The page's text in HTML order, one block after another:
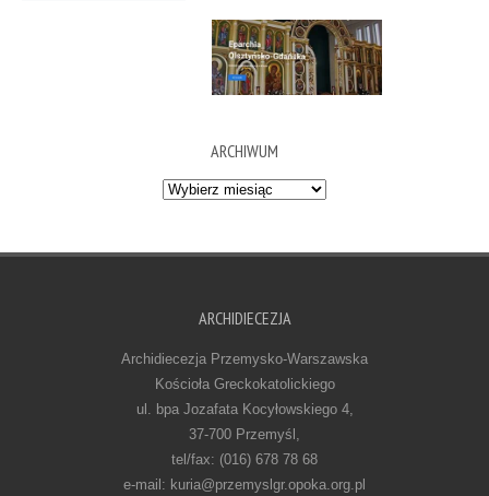
ARCHIWUM
Archiwum
ARCHIDIECEZJA
Archidiecezja Przemysko-Warszawska
Kościoła Greckokatolickiego
ul. bpa Jozafata Kocyłowskiego 4,
37-700 Przemyśl,
tel/fax: (016) 678 78 68
e-mail: kuria@przemyslgr.opoka.org.pl